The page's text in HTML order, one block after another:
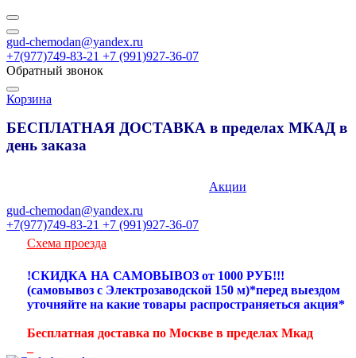
gud-chemodan@yandex.ru
+7(977)749-83-21 +7 (991)927-36-07
Обратный звонок
Корзина
БЕСПЛАТНАЯ ДОСТАВКА в пределах МКАД в
день заказа
Акции
gud-chemodan@yandex.ru
+7(977)749-83-21 +7 (991)927-36-07
Схема проезда
!СКИДКА НА САМОВЫВОЗ от 1000 РУБ!!!
(самовывоз с Электрозаводской 150 м)*перед выездом
уточняйте на какие товары распространяеться акция*
Бесплатная доставка по Москве в пределах Мкад